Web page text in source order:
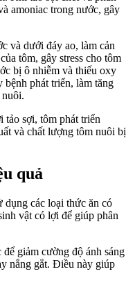
amoniac trong nước, gây
và dưới đáy ao, làm cản
tôm, gây stress cho tôm
bị ô nhiễm và thiếu oxy
phát triển, làm tăng
sợi, tôm phát triển
và chất lượng tôm nuôi bị
quả
dụng các loại thức ăn có
vật có lợi để giúp phân
giảm cường độ ánh sáng
nắng gắt. Điều này giúp